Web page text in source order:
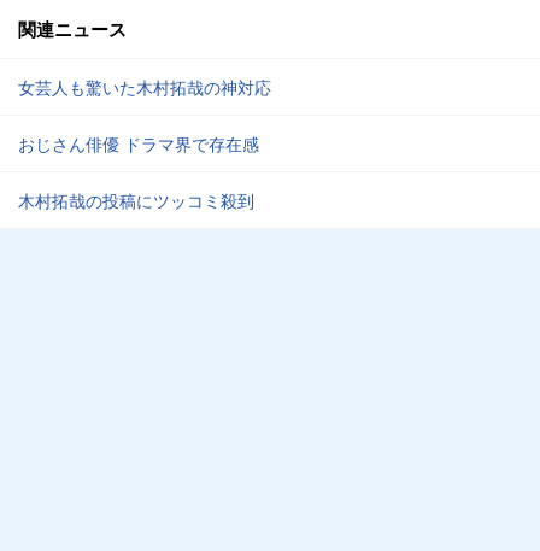
関連ニュース
女芸人も驚いた木村拓哉の神対応
おじさん俳優 ドラマ界で存在感
木村拓哉の投稿にツッコミ殺到